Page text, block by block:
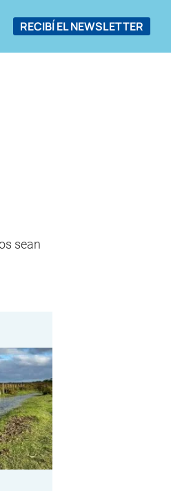
RECIBÍ EL NEWSLETTER
sean